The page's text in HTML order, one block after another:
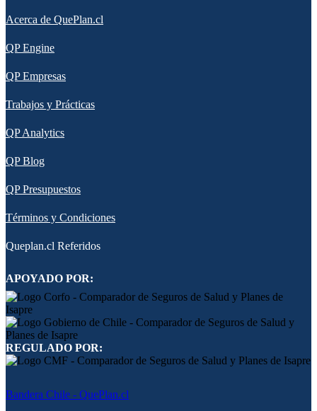
Acerca de QuePlan.cl
QP Engine
QP Empresas
Trabajos y Prácticas
QP Analytics
QP Blog
QP Presupuestos
Términos y Condiciones
Queplan.cl Referidos
APOYADO POR:
REGULADO POR:
Bandera Chile - QuePlan.cl